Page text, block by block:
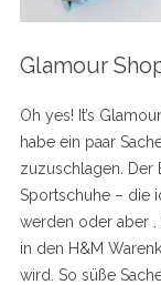
Glamour
Oh yes! It’s
habe ein paar
zuzuschlagen. Der
Sportschuhe – die
werden oder aber .
in den H&M
wird. So süße